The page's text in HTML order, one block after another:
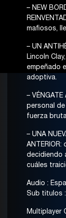
– NEW
mafiosos,
– UN
Lincoln
empeñado
adoptiva.
–
personal
fuerza
– UNA
decidiendo
cuáles
Audio :
Sub titulos :
Multiplayer